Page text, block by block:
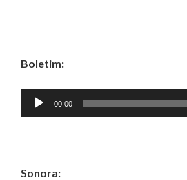
Boletim:
Tocador
de
00:00
Sonora: